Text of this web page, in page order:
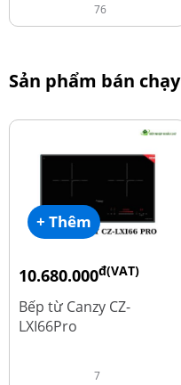
76
Sản phẩm bán chạy
+ Thêm
10.680.000đ(VAT)
15.980.000
Bếp từ Canzy CZ-
LXI66Pro
7